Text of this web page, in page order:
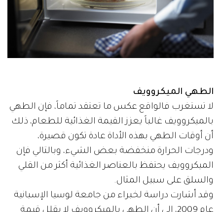
الطهي الميكروويف
لا تستغرب فالواقع عكس ما تعتقد تماماً، فإن الطهي
بالميكروويف غالباً يعزز القيمة الغذائية للطعام، ذلك
أن أوقات الطهي بهذه الأداة عادة تكون قصيرة،
ودرجات الحرارة منخفضة بعض الشيء، وبالتالي فإن
الميكروويف يحتفظ بالعناصر الغذائية أكثر من القلي
والسلق على سبيل المثال.
وقد أشارت دراسة لخبراء من جامعة لوسيا الإسبانية